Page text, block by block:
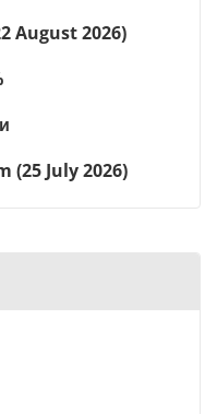
August 2026)
(25 July 2026)